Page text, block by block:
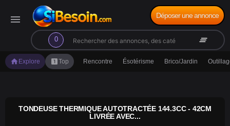
menu
0
search clear_all
Déposer une annonce
home Explore looks_oneTop Rencontre Ésotérisme Brico/Jardin
TONDEUSE THERMIQUE AUTOTRACTÉE 144.3CC - 42CM
LIVRÉE AVEC...